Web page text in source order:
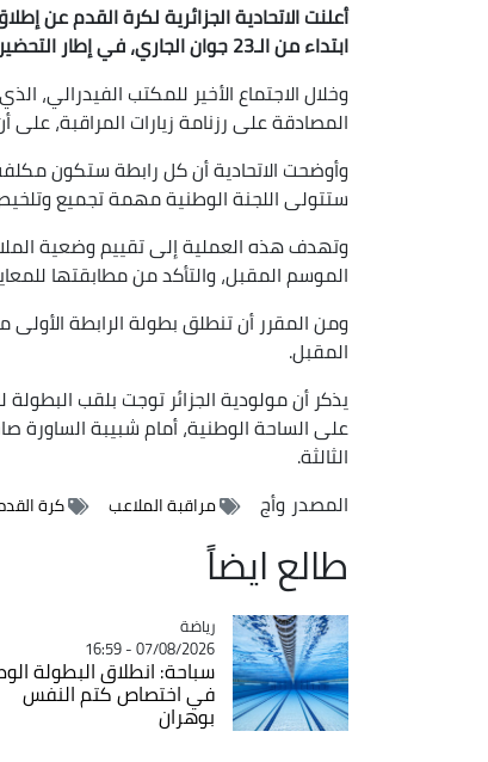
أعلنت الاتحادية الجزائرية لكرة القدم عن
ابتداء من الـ23
جوان الجاري، في إطار التحضيرات
وخلال الاجتماع الأخير للمكتب
المصادقة على رزنامة زيارات المراقبة، على أن تنطلق رسميا يوم 23 يونيو،
وأوضحت الاتحادية أن كل رابطة ستكون
ستتولى اللجنة الوطنية مهمة تجميع وتلخيص
وتهدف هذه العملية إلى تقييم وضعية
الموسم المقبل، والتأكد من مطابقتها
المقبل.
يذكر أن مولودية الجزائر توجت بلقب
على الساحة الوطنية، أمام شبيبة الساورة
الثالثة.
المصدر وأج مراقبة الملاعب كرة
طالع ايضاً
Catégorie
رياضة
07/08/2026 - 16:59
سباحة: انطلاق البطولة
في اختصاص كتم النفس
بوهران